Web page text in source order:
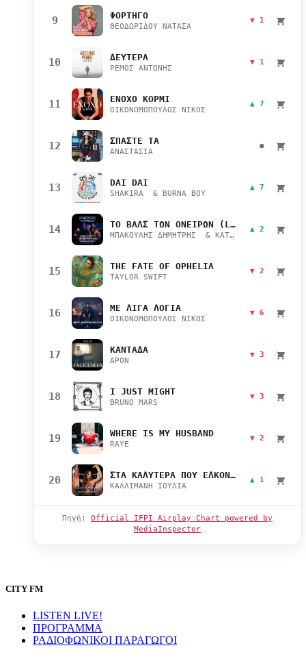
9 ΦΟΡΤΗΓΟ
ΘΕΟΔΩΡΙΔΟΥ ΝΑΤΑΣΑ
▼ 1
10 ΔΕΥΤΕΡΑ
ΡΕΜΟΣ ΑΝΤΩΝΗΣ
▼ 1
11 ΕΝΟΧΟ ΚΟΡΜΙ
ΟΙΚΟΝΟΜΟΠΟΥΛΟΣ ΝΙΚΟΣ
▲ 7
12 ΣΠΑΣΤΕ ΤΑ
ΑΝΑΣΤΑΣΙΑ
●
13 DAI DAI
SHAKIRA & BURNA BOY
▲ 7
14 ΤΟ ΒΑΛΣ ΤΩΝ ΟΝΕΙΡΩΝ (LIVE)
ΜΠΑΚΟΥΛΗΣ ΔΗΜΗΤΡΗΣ & ΚΑΤΣΙΜΙΧΑ ΜΑΡΙΑΝΑ
▲ 2
15 THE FATE OF OPHELIA
TAYLOR SWIFT
▼ 2
16 ΜΕ ΛΙΓΑ ΛΟΓΙΑ
ΟΙΚΟΝΟΜΟΠΟΥΛΟΣ ΝΙΚΟΣ
▼ 6
17 ΚΑΝΤΑΔΑ
APON
▼ 3
18 I JUST MIGHT
BRUNO MARS
▼ 3
19 WHERE IS MY HUSBAND
RAYE
▼ 2
20 ΣΤΑ ΚΑΛΥΤΕΡΑ ΠΟΥ ΕΛΚΟΝΤΑΙ
ΚΑΛΛΙΜΑΝΗ ΙΟΥΛΙΑ
▲ 1
Πηγή: Official IFPI Airplay Chart powered by
MediaInspector
CITY FM
LISTEN LIVE!
ΠΡΟΓΡΑΜΜΑ
ΡΑΔΙΟΦΩΝΙΚΟΙ ΠΑΡΑΓΩΓΟΙ